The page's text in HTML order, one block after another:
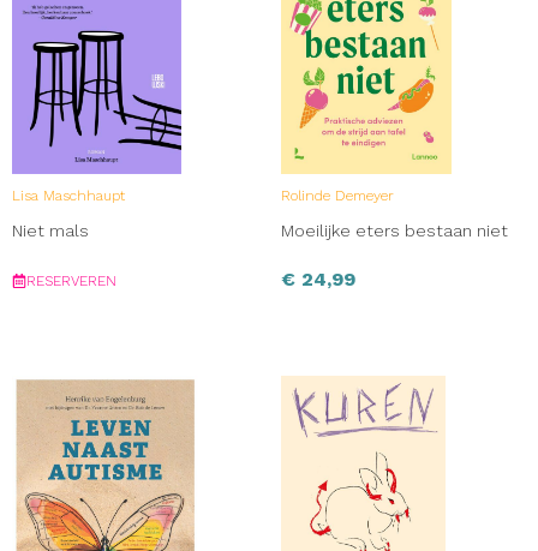
Lisa Maschhaupt
Niet mals
RESERVEREN
Rolinde Demeyer
Moeilijke eters bestaan niet
€ 24,99